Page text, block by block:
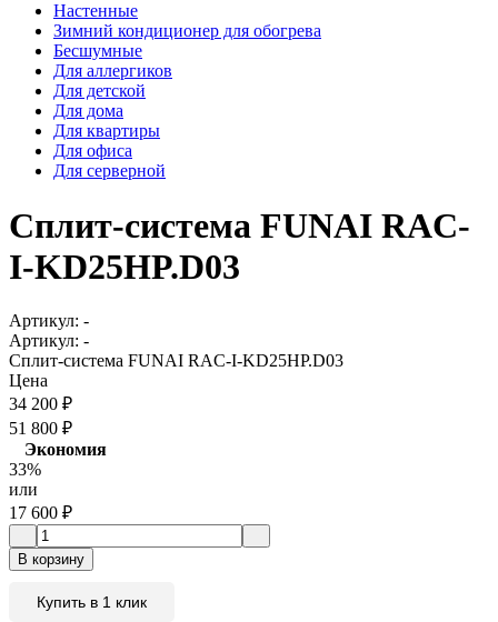
Настенные
Зимний кондиционер для обогрева
Бесшумные
Для аллергиков
Для детской
Для дома
Для квартиры
Для офиса
Для серверной
Сплит-система FUNAI RAC-
I-KD25HP.D03
Артикул: -
Артикул: -
Сплит-система FUNAI RAC-I-KD25HP.D03
Цена
34 200 ₽
51 800 ₽
Экономия
33%
или
17 600 ₽
В корзину
Купить в 1 клик